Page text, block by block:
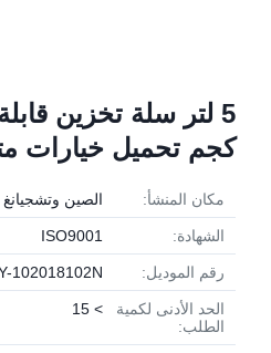
كجم تحميل خيارات
مكان المنشأ: الصين وتشجيانغ
الشهادة: ISO9001
رقم الموديل: 102018102N
الحد الأدنى لكمية
الطلب:
> 15